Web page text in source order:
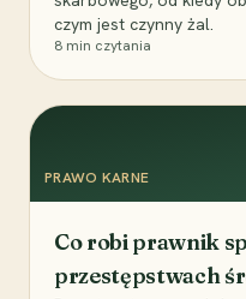
czym jest czynny żal.
8 min czytania
PRAWO KARNE
Co robi prawnik
przestępstwach